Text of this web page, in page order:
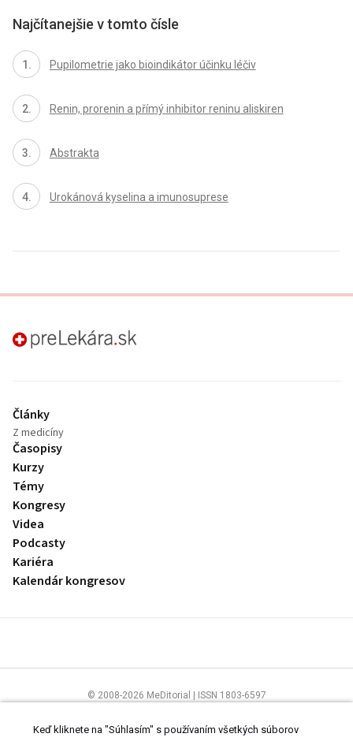
Najčítanejšie v tomto čísle
Pupilometrie jako bioindikátor účinku léčiv
Renin, prorenin a přímý inhibitor reninu aliskiren
Abstrakta
Urokánová kyselina a imunosuprese
preLekára.sk
Články
Z medicíny
Časopisy
Kurzy
Témy
Kongresy
Videa
Podcasty
Kariéra
Kalendár kongresov
© 2008-2026 MeDitorial | ISSN 1803-6597
ČítajteprehlásenieaZásady spracovania osobných údajov
Keď kliknete na "Súhlasím" s používaním všetkých súborov